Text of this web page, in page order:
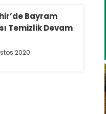
Bayram
Temizlik Devam
2020